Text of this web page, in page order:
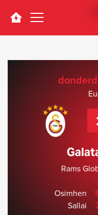
Navigation
Rams
Osimhen
Sallai